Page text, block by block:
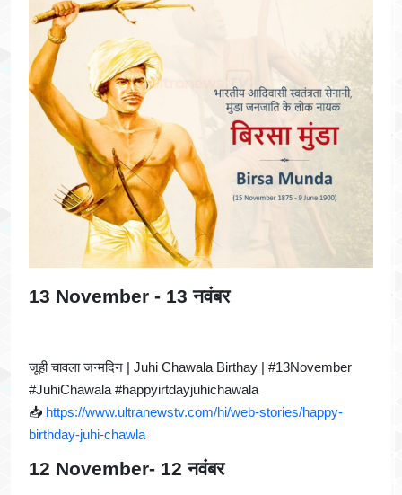
13 November - 13 नवंबर
जूही चावला जन्मदिन | Juhi Chawala Birthay | #13November
#JuhiChawala #happyirtdayjuhichawala
📥 https://www.ultranewstv.com/hi/web-stories/happy-
birthday-juhi-chawla
12 November- 12 नवंबर